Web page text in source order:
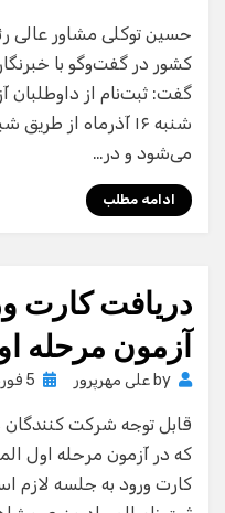
حسین توکلی مشاور
کشور در گفت‌وگو با
شنبه ۱۶ آذرماه از
می‌شود و در…
ادامه مطلب
دریافت کارت
آزمون مرحله اول
by علی مهرپرور
Posted
5 فوریه , 2013
قابل توجه شرکت کنندگان
که در آزمون مرحله اول
کارت ورود به جلسه لازم